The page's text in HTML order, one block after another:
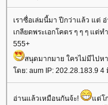
เราซื่อเล่มนี้มา ปีกว่าแล้ว แต่
เกลียดพระเอกโคตร ๆ ๆ ๆ แต่
555+
สนุดมากมาย ใครไม่มีไปห
ดย: aum IP: 202.28.183.9 4
อ่านแล้วเหมือนกันจ้ะ! ต่โก